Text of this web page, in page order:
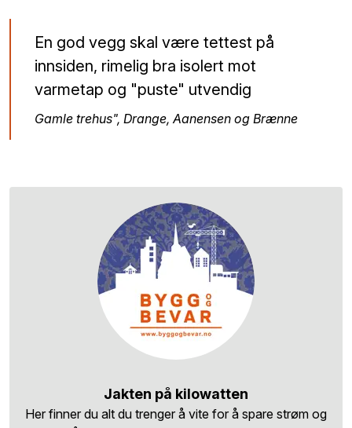
En god vegg skal være tettest på
innsiden, rimelig bra isolert mot
varmetap og "puste" utvendig
Gamle trehus", Drange, Aanensen og Brænne
Jakten på kilowatten
Her finner du alt du trenger å vite for å spare strøm og